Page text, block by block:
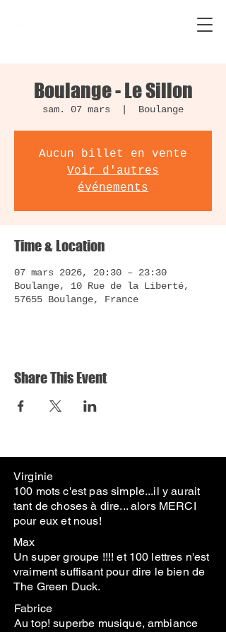
Boulange - Le Sillon
sam. 07 mars Boulange
Aucun billet en vente
Voir d'autres
événements
Time & Location
07 mars 2026, 20:30 – 23:30
Boulange, 10 Rue de la Liberté,
57655 Boulange, France
Share This Event
Virginie
100 mots c'est pas simple...il y aurait
tant de choses à dire... alors MERCI
pour eux et nous!
Max
Un super groupe !!!! et 100 lettres n'est
vraiment suffisant pour dire le bien de
The Green Duck.
Fabrice
Au top! superbe musique, ambiance